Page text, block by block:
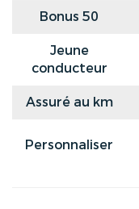
Bonus 50
Jeune
conducteur
Assuré au km
Personnaliser